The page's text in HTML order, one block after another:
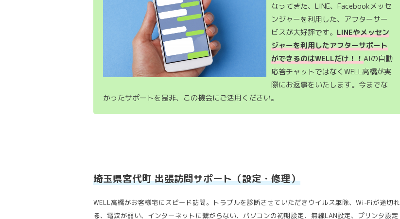
なってきた、LINE、Facebookメッセ
ンジャーを利用した、アフターサー
ビスが大好評です。 LINEやメッセン
ジャーを利用したアフターサポート
ができるのはWELLだけ！！AIの自動
応答チャットではなくWELL高橋が実
際にお返事をいたします。今までな
かったサポートを是非、この機会にご活用ください。
埼玉県宮代町 出張訪問サポート（設定・修理）
WELL高橋がお客様宅にスピード訪問。トラブルを診断させていただきウイルス駆除、Wi-Fiが途切れ
る、電波が弱い、インターネットに繋がらない、パソコンの初期設定、無線LAN設定、プリンタ設定